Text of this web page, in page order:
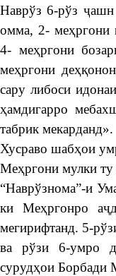
Наврўз 6-рўз
омма, 2- меҳргони
4- меҳргони
меҳргони
сару либоси
ҳамдигарро
табрик мекарданд».
Хусраво шабҳои
Меҳргони мулки ту
“Наврўзнома”-и
ки Меҳргонро
мегирифтанд. 5-
ва рўзи 6-умро
сурудҳои Борбади